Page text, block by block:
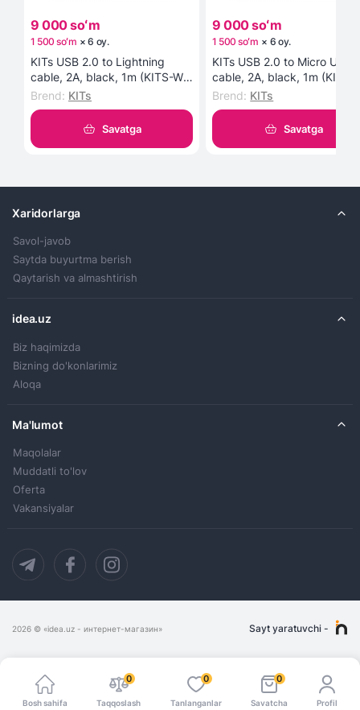
9 000 soʻm
1 500 soʻm ×6 oy.
KITs USB 2.0 to Lightning
cable, 2A, black, 1m (KITS-W-
003) kabeli
Brend: KITs
Savatga
9 000 soʻm
1 500 soʻm × 6 oy.
KITs USB 2.0 to Micro USB
cable, 2A, black, 1m (KITS-
002) kabeli
Brend: KITs
Savatga
Xaridorlarga
Savol-javob
Saytda buyurtma berish
Qaytarish va almashtirish
idea.uz
Biz haqimizda
Bizning do'konlarimiz
Aloqa
Ma'lumot
Maqolalar
Muddatli to'lov
Oferta
Vakansiyalar
2026 © «idea.uz - интернет-магазин» Sayt yaratuvchi-
Bosh sahifa
0
Taqqoslash
0
Tanlanganlar
0
Savatcha Profil